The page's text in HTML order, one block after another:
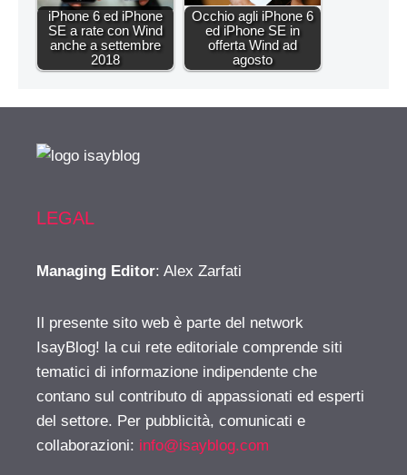
iPhone 6 ed iPhone
SE a rate con Wind
anche a settembre
2018
Occhio agli iPhone 6
ed iPhone SE in
offerta Wind ad
agosto
LEGAL
Managing Editor: Alex Zarfati
Il presente sito web è parte del network
IsayBlog! la cui rete editoriale comprende siti
tematici di informazione indipendente che
contano sul contributo di appassionati ed esperti
del settore. Per pubblicità, comunicati e
collaborazioni: info@isayblog.com